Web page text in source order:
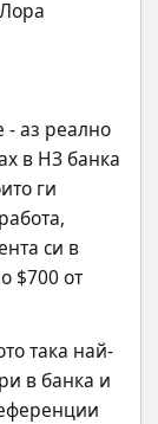
- аз реално
в НЗ банка
ги
си в
$700 от
така най-
в банка и